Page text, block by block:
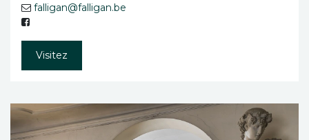
falligan@falligan.be
Visitez